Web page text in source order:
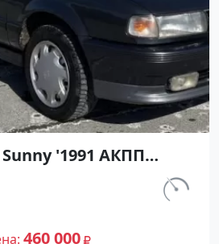
'1991 АКПП
инжектор
Седан по цене
объявление №27493
км.
460 000